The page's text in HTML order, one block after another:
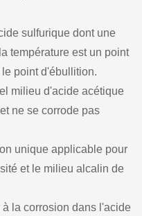
sulfurique dont une
température est un point
point d'ébullition.
milieu d'acide acétique
ne se corrode pas
unique applicable pour
et le milieu alcalin de
à la corrosion dans l'acide